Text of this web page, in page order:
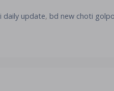
daily update, bd new choti